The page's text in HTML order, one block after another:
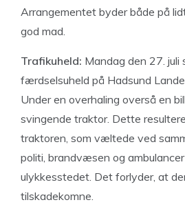
Arrangementet byder både på
god mad.
Trafikuheld: Mandag den 27.
færdselsuheld på Hadsund
Under en overhaling overså en
svingende traktor. Dette
traktoren, som væltede ved
politi, brandvæsen og
ulykkesstedet. Det forlyder, at
tilskadekomne.